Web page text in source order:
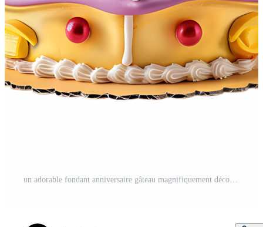
un adorable fondant anniversaire gâteau magnifiquement décoré PNG Gratuit